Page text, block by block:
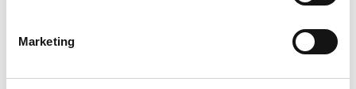
Marketing
REINIUNGSPFLICHT FÜR ANLIEGENDE